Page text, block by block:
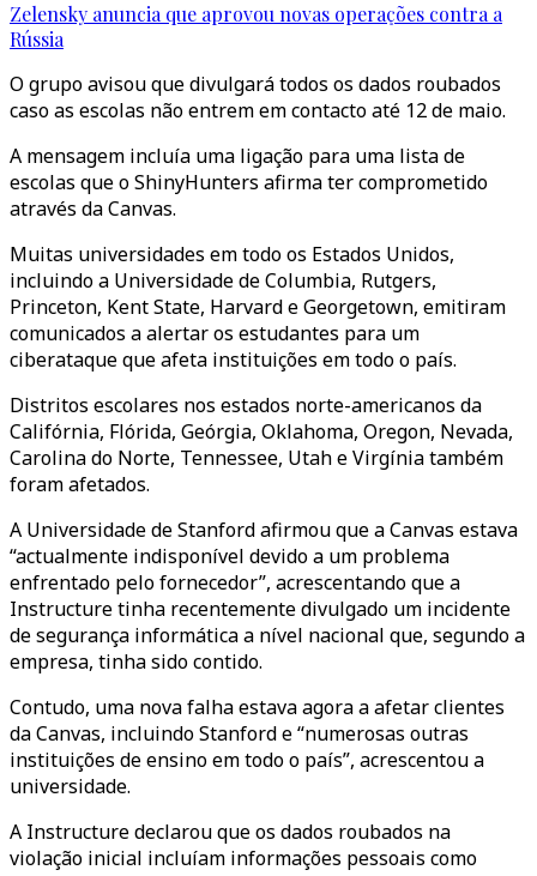
Zelensky anuncia que aprovou novas operações contra a
Rússia
O grupo avisou que divulgará todos os dados roubados
caso as escolas não entrem em contacto até 12 de maio.
A mensagem incluía uma ligação para uma lista de
escolas que o ShinyHunters afirma ter comprometido
através da Canvas.
Muitas universidades em todo os Estados Unidos,
incluindo a Universidade de Columbia, Rutgers,
Princeton, Kent State, Harvard e Georgetown, emitiram
comunicados a alertar os estudantes para um
ciberataque que afeta instituições em todo o país.
Distritos escolares nos estados norte-americanos da
Califórnia, Flórida, Geórgia, Oklahoma, Oregon, Nevada,
Carolina do Norte, Tennessee, Utah e Virgínia também
foram afetados.
A Universidade de Stanford afirmou que a Canvas estava
“actualmente indisponível devido a um problema
enfrentado pelo fornecedor”, acrescentando que a
Instructure tinha recentemente divulgado um incidente
de segurança informática a nível nacional que, segundo a
empresa, tinha sido contido.
Contudo, uma nova falha estava agora a afetar clientes
da Canvas, incluindo Stanford e “numerosas outras
instituições de ensino em todo o país”, acrescentou a
universidade.
A Instructure declarou que os dados roubados na
violação inicial incluíam informações pessoais como